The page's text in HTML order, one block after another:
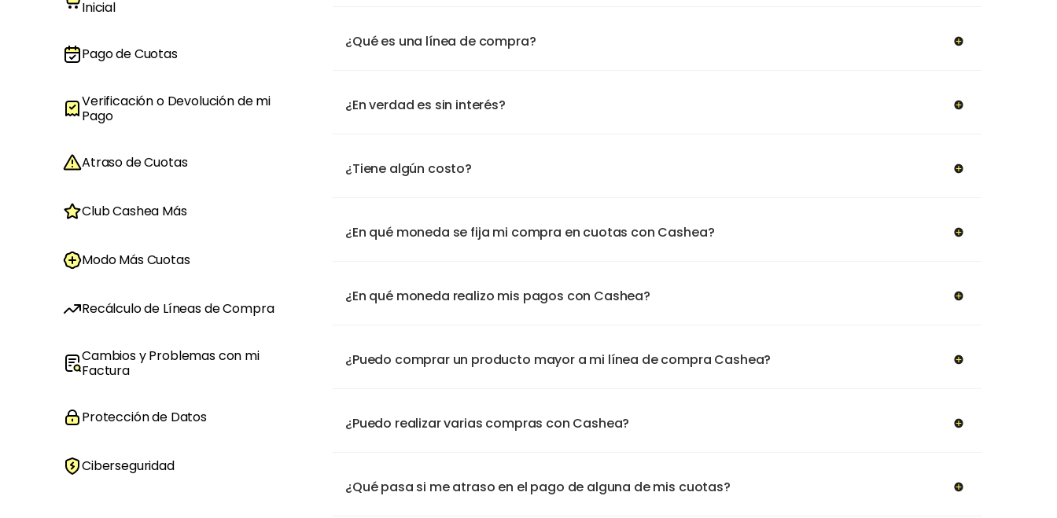
Inicial
Pago de Cuotas
Verificación o Devolución de mi
Pago
Atraso de Cuotas
Club Cashea Más
Modo Más Cuotas
Recálculo de Líneas de Compra
Cambios y Problemas con mi
Factura
Protección de Datos
Ciberseguridad
¿Qué es una línea de compra?
¿En verdad es sin interés?
¿Tiene algún costo?
¿En qué moneda se fija mi compra en cuotas con Cashea?
¿En qué moneda realizo mis pagos con Cashea?
¿Puedo comprar un producto mayor a mi línea de compra Cashea?
¿Puedo realizar varias compras con Cashea?
¿Qué pasa si me atraso en el pago de alguna de mis cuotas?